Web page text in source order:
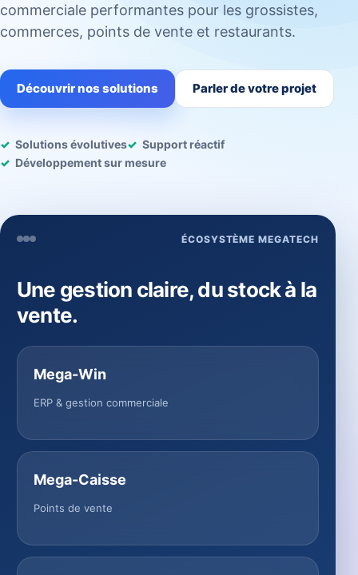
commerciale performantes pour les grossistes,
commerces, points de vente et restaurants.
Découvrir nos solutions Parler de votre projet
Solutions évolutives
Support réactif
Développement sur mesure
ÉCOSYSTÈME MEGATECH
Une gestion claire, du stock à la
vente.
Mega-Win
ERP & gestion commerciale
Mega-Caisse
Points de vente